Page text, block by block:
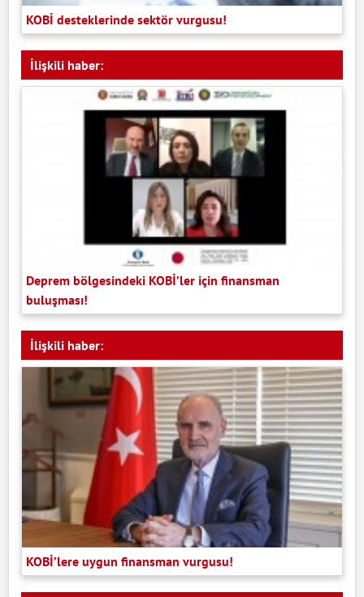
KOBİ desteklerinde sektör vurgusu!
İlişkili haber:
Deprem bölgesindeki KOBİ’ler için finansman
buluşması!
İlişkili haber:
KOBİ’lere uygun finansman vurgusu!